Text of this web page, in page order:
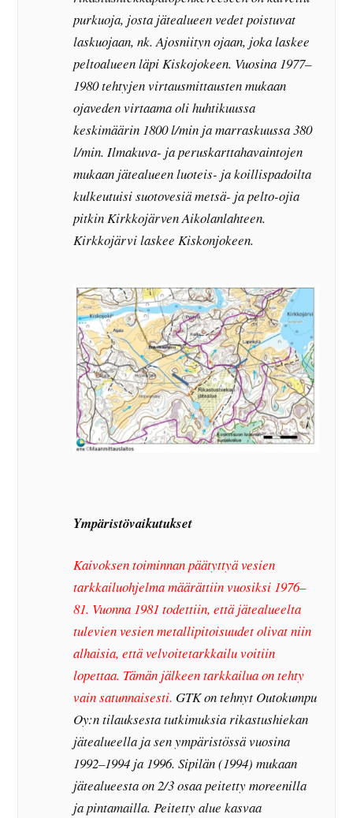
purkuoja, josta jätealueen vedet poistuvat
laskuojaan, nk. Ajosniityn ojaan, joka laskee
peltoalueen läpi Kiskojokeen. Vuosina 1977–
1980 tehtyjen virtausmittausten mukaan
ojaveden virtaama oli huhtikuussa
keskimäärin 1800 l/min ja marraskuussa 380
l/min. Ilmakuva- ja peruskarttahavaintojen
mukaan jätealueen luoteis- ja koillispadoilta
kulkeutuisi suotovesiä metsä- ja pelto-ojia
pitkin Kirkkojärven Aikolanlahteen.
Kirkkojärvi laskee Kiskonjokeen.
Ympäristövaikutukset
Kaivoksen toiminnan päätyttyä vesien
tarkkailuohjelma määrättiin vuosiksi 1976–
81. Vuonna 1981 todettiin, että jätealueelta
tulevien vesien metallipitoisuudet olivat niin
alhaisia, että velvoitetarkkailu voitiin
lopettaa. Tämän jälkeen tarkkailua on tehty
vain satunnaisesti. GTK on tehnyt Outokumpu
Oy:n tilauksesta tutkimuksia rikastushiekan
jätealueella ja sen ympäristössä vuosina
1992–1994 ja 1996. Sipilän (1994) mukaan
jätealueesta on 2/3 osaa peitetty moreenilla
ja pintamailla. Peitetty alue kasvaa